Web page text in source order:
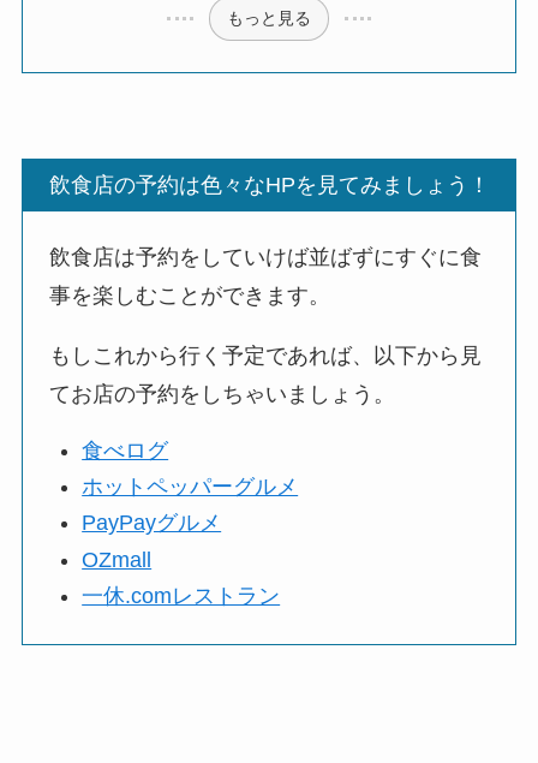
もっと見る
飲食店の予約は色々なHPを見てみましょう！
飲食店は予約をしていけば並ばずにすぐに食
事を楽しむことができます。
もしこれから行く予定であれば、以下から見
てお店の予約をしちゃいましょう。
食べログ
ホットペッパーグルメ
PayPayグルメ
OZmall
一休.comレストラン